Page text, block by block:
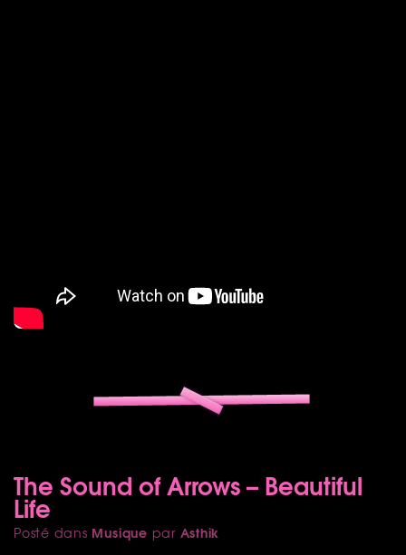
The Sound of Arrows – Beautiful
Life
Posté dans Musique par Asthik